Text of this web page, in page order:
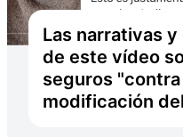
Las narrativas
de este vídeo
seguros
modificación